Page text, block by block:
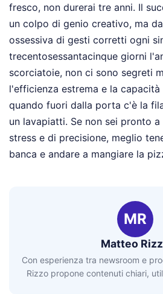
fresco, non durerai tre anni. Il
un colpo di genio creativo, ma
ossessiva di gesti corretti ogni
trecentosessantacinque giorni
scorciatoie, non ci sono segreti
l'efficienza estrema e la
quando fuori dalla porta c'è la
un lavapiatti. Se non sei pronto
stress e di precisione, meglio
banca e andare a mangiare la
MR
Matteo
Con esperienza tra newsroom e
Rizzo propone contenuti chiari,